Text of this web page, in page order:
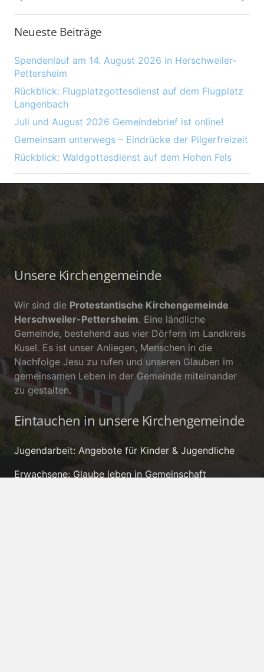
Neueste Beiträge
Spendenlauf am 14. August 2026 in Herschweiler-
Pettersheim
Rückblick: Flugplatzgottesdienst auf dem Flugplatz
Langenbach
Juli und August 2026 Gemeindebrief ist online!
Gemeinsam unterwegs – Eindrücke der Pilgerfreizeit
Rückblick: Waldgottesdienst auf dem Hohen Fels
Unsere Kirchengemeinde
Wir sind die Protestantische Kirchengemeinde
Herschweiler-Pettersheim. Eine ländliche
Gemeinde, bestehend aus vier Dörfern im Landkreis
Kusel. Es ist unser Anliegen, Menschen in die
Nachfolge Jesu zu rufen und unseren Glauben im
gemeinsamen Leben in der Gemeinde miteinander
zu gestalten.
Eintauchen in unsere Kirchengemeinde
Jugendarbeit: Angebote für Kinder & Jugendliche
Erwachsene: Glaube leben in Gemeinschaft